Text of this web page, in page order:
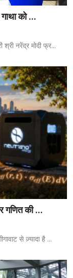
को ...
नरेंद्र मोदी फ्र...
गणित की ...
से ज़्यादा है ...